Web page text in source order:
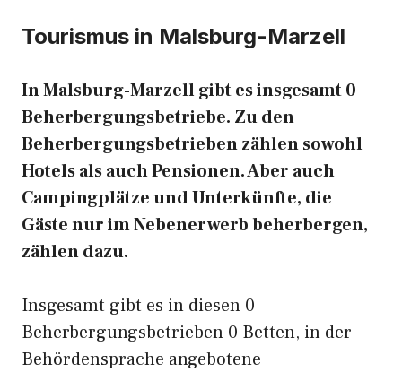
Tourismus in Malsburg-Marzell
In Malsburg-Marzell gibt es insgesamt 0
Beherbergungsbetriebe. Zu den
Beherbergungsbetrieben zählen sowohl
Hotels als auch Pensionen. Aber auch
Campingplätze und Unterkünfte, die
Gäste nur im Nebenerwerb beherbergen,
zählen dazu.
Insgesamt gibt es in diesen 0
Beherbergungsbetrieben 0 Betten, in der
Behördensprache angebotene